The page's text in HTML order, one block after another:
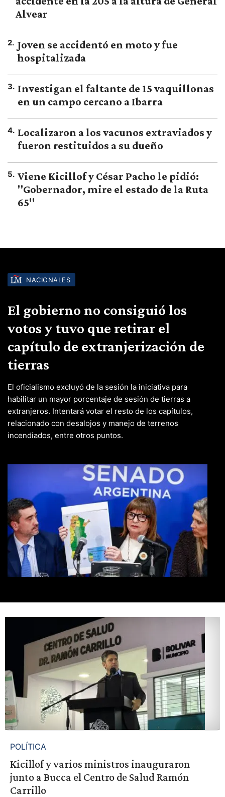
Alvear
2. Joven se accidentó en moto y fue
hospitalizada
3. Investigan el faltante de 15 vaquillonas
en un campo cercano a Ibarra
4. Localizaron a los vacunos extraviados y
fueron restituidos a su dueño
5. Viene Kicillof y César Pacho le pidió:
"Gobernador, mire el estado de la Ruta
65"
NACIONALES
El gobierno no consiguió los
votos y tuvo que retirar el
capítulo de extranjerización de
tierras
El oficialismo excluyó de la sesión la iniciativa para
habilitar un mayor porcentaje de sesión de tierras a
extranjeros. Intentará votar el resto de los capítulos,
relacionado con desalojos y manejo de terrenos
incendiados, entre otros puntos.
POLÍTICA
Kicillof y varios ministros inauguraron
junto a Bucca el Centro de Salud Ramón
Carrillo